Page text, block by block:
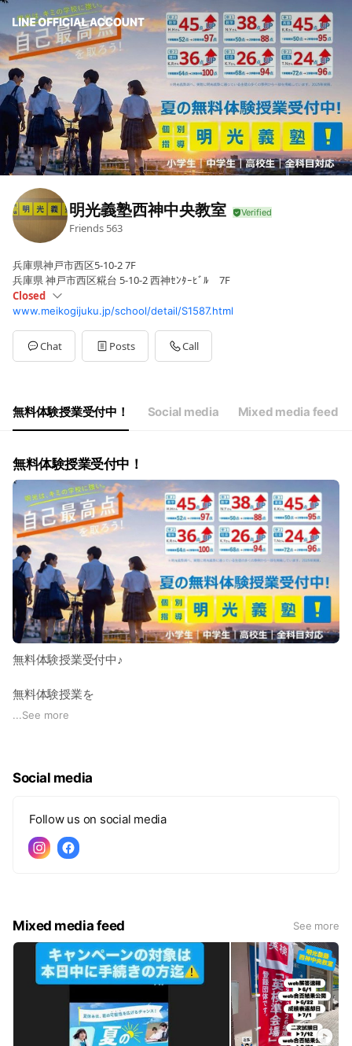
明光義塾西神中央教室
Friends 563
兵庫県神戸市西区5-10-2 7F
兵庫県 神戸市西区糀台 5-10-2 西神ｾﾝﾀｰﾋﾞﾙ 7F
Closed
SunClosed
Mon09:30 - 19:00
Tue09:30 - 19:00
Wed09:30 - 19:00
Sat09:30 - 19:00
※お盆休み（8/12～8/17）は休校です
www.meikogijuku.jp/school/detail/S1587.html
Chat Posts Call
無料体験授業受付中！ Social media Mixed media feed
無料体験授業受付中！
無料体験授業受付中♪
無料体験授業を
９０分１コマの無料体験をプレゼント！
※当塾の授業を受けたことがない生徒さんが
...See more
Social media
Follow us on social media
Mixed media feed See more